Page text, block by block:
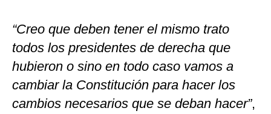
“Creo que deben tener el mismo trato
todos los presidentes de derecha que
hubieron o sino en todo caso vamos a
cambiar la Constitución para hacer los
cambios necesarios que se deban hacer”,